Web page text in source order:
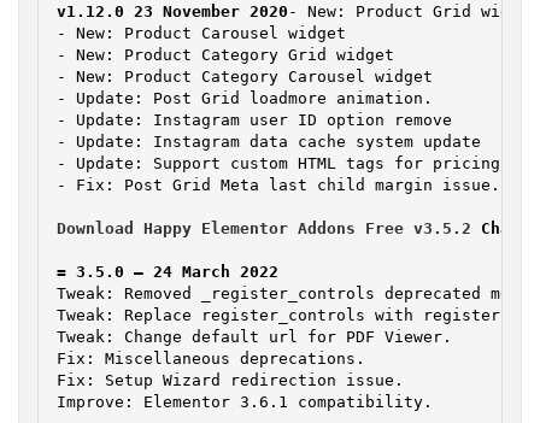
v1.12.0 23 November 2020 - New: Product Grid widget
- New: Product Carousel widget
- New: Product Category Grid widget
- New: Product Category Carousel widget
- Update: Post Grid loadmore animation.
- Update: Instagram user ID option remove
- Update: Instagram data cache system update
- Update: Support custom HTML tags for pricing
Download Happy Elementor Addons Free v3.5.2
Tweak: Removed _register_controls deprecated
Tweak: Replace register_controls with register.
Tweak: Change default url for PDF Viewer.
Fix: Miscellaneous deprecations.
Fix: Setup Wizard redirection issue.
Improve: Elementor 3.6.1 compatibility.